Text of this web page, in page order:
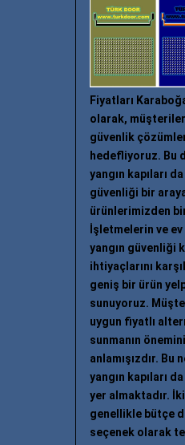
Fiyatları
olarak,
güvenlik
hedefliyoruz. Bu
yangın kapıları
güvenliği bir
ürünlerimizden
İşletmelerin ve
yangın güvenliği
ihtiyaçlarını
geniş bir ürün
sunuyoruz.
uygun fiyatlı
sunmanın
anlamışızdır. Bu
yangın kapıları
yer almaktadır.
genellikle bütçe
seçenek olarak